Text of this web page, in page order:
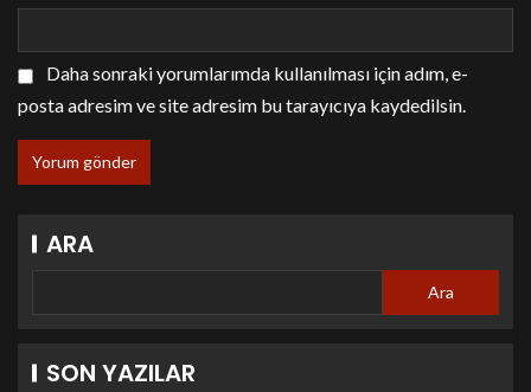
Daha sonraki yorumlarımda kullanılması için adım, e-
posta adresim ve site adresim bu tarayıcıya kaydedilsin.
ARA
Ara
SON YAZILAR